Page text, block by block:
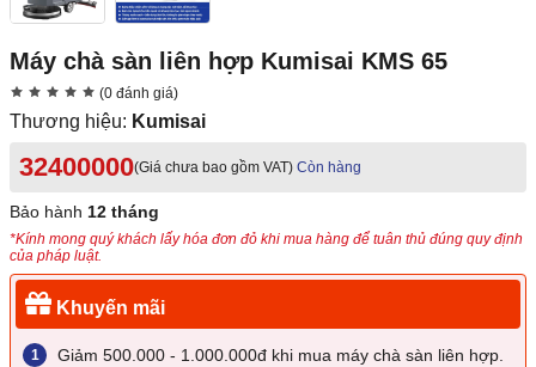
Máy chà sàn liên hợp Kumisai KMS 65
(0 đánh giá)
Thương hiệu: Kumisai
32400000(Giá chưa bao gồm VAT) Còn hàng
Bảo hành 12 tháng
*Kính mong quý khách lấy hóa đơn đỏ khi mua hàng để tuân thủ đúng quy định
của pháp luật.
Khuyến mãi
Giảm 500.000 - 1.000.000đ khi mua máy chà sàn liên hợp.